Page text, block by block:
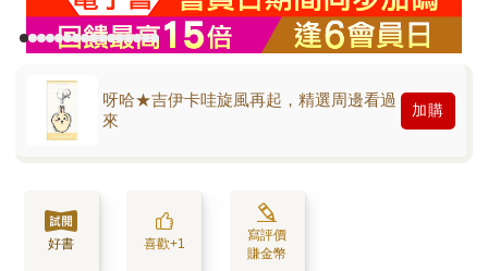
呀哈★吉伊卡哇旋風再起，精選周邊看過
來
加購
好書 喜歡+1
寫評價
賺金幣